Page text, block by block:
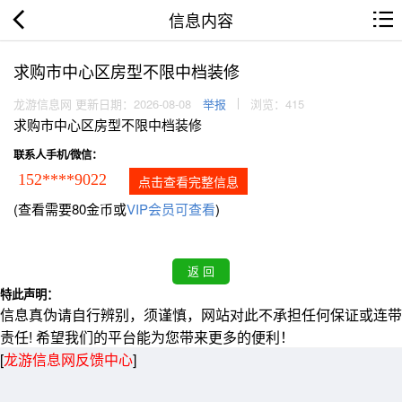
信息内容
求购市中心区房型不限中档装修
龙游信息网 更新日期：2026-08-08 举报 浏览：415
求购市中心区房型不限中档装修
联系人手机/微信：
152****9022 点击查看完整信息
(查看需要80金币或VIP会员可查看)
特此声明：
信息真伪请自行辨别，须谨慎，网站对此不承担任何保证或连带
责任! 希望我们的平台能为您带来更多的便利！
[龙游信息网反馈中心]